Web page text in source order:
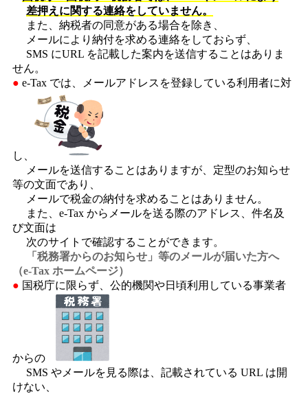
差押えに関する連絡をしていません。
また、納税者の同意がある場合を除き、
メールにより納付を求める連絡をしておらず、
SMS にURL を記載した案内を送信することはありま
せん。
●e-Tax では、メールアドレスを登録している利用者に対
し、
メールを送信することはありますが、定型のお知らせ
等の文面であり、
メールで税金の納付を求めることはありません。
また、e-Tax からメールを送る際のアドレス、件名及
び文面は
次のサイトで確認することができます。
「税務署からのお知らせ」等のメールが届いた方へ
（e-Tax ホームページ）
● 国税庁に限らず、公的機関や日頃利用している事業者
からの
SMS やメールを見る際は、記載されている URL は開
けない、